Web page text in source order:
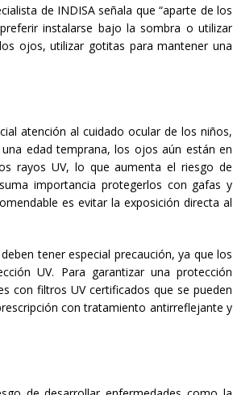
de INDISA señala que “aparte de los
instalarse bajo la sombra o utilizar
ojos, utilizar gotitas para mantener una
atención al cuidado ocular de los niños,
edad temprana, los ojos aún están en
rayos UV, lo que aumenta el riesgo de
importancia protegerlos con gafas y
es evitar la exposición directa al
tener especial precaución, ya que los
UV. Para garantizar una protección
con filtros UV certificados que se pueden
con tratamiento antirreflejante y